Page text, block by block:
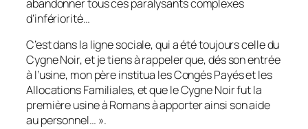
abandonner tous ces paralysants complexes
d’infériorité…
C’est dans la ligne sociale, qui a été toujours celle du
Cygne Noir, et je tiens à rappeler que, dés son entrée
à l’usine, mon père institua les Congés Payés et les
Allocations Familiales, et que le Cygne Noir fut la
première usine à Romans à apporter ainsi son aide
au personnel… ».